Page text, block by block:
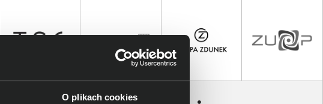
O plikach cookies